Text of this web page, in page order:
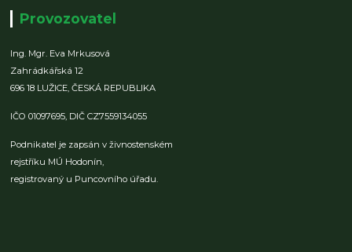
Provozovatel
Ing. Mgr. Eva Mrkusová
Zahrádkářská 12
696 18 LUŽICE,ČESKÁ REPUBLIKA
IČO 01097695, DIČ CZ7559134055
Podnikatel je zapsán v živnostenském
rejstříku MÚ Hodonín,
registrovaný u Puncovního úřadu.